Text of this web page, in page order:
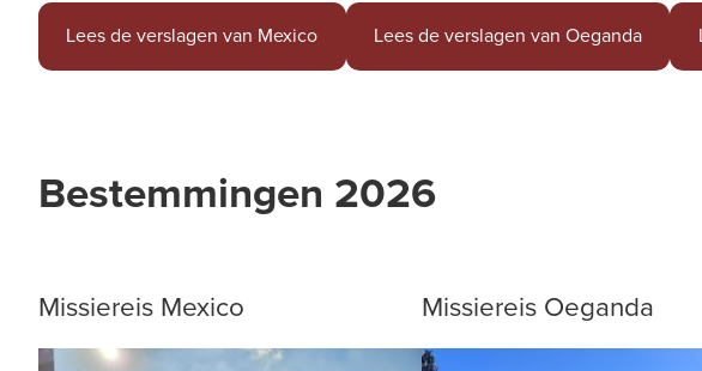
Lees de verslagen van Mexico Lees de verslagen van Oeganda
Bestemmingen 2026
Missiereis Mexico Missiereis Oeganda